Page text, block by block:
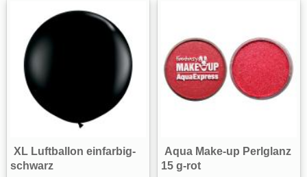
XL Luftballon einfarbig-
schwarz
Aqua Make-up Perlglanz
15 g-rot